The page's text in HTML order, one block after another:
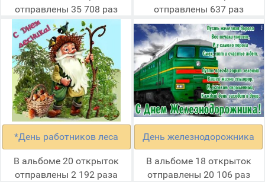
отправлены 35 708 раз
отправлены 637 раз
*День работников леса
В альбоме 20 открыток
отправлены 2 192 раза
День железнодорожника
В альбоме 18 открыток
отправлены 20 106 раз